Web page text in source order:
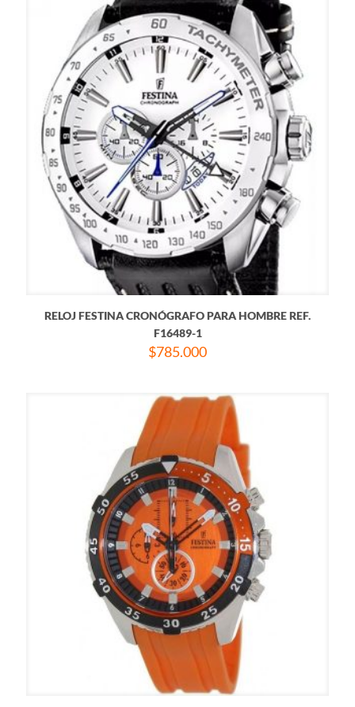
RELOJ FESTINA CRONÓGRAFO PARA HOMBRE REF.
F16489-1
$785.000